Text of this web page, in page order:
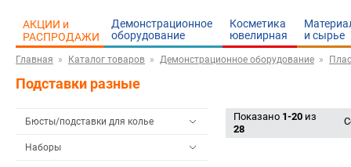
АКЦИИ и
РАСПРОДАЖИ
Демонстрационное
оборудование
Косметика
ювелирная
и cырье
Главная Каталог товаров Демонстрационное оборудование
Подставки разные
Бюсты/подставки для колье
Наборы
Показано 1-20 из
28